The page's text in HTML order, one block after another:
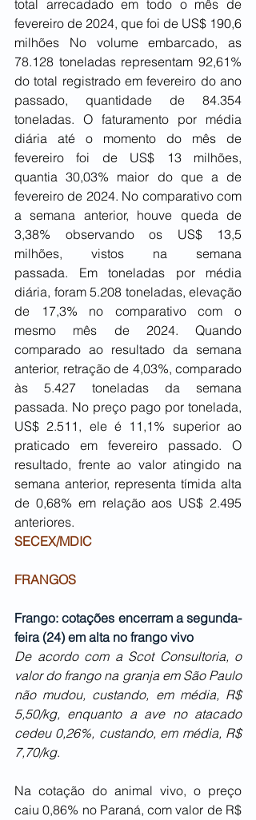
total arrecadado em todo o mês de
fevereiro de 2024, que foi de US$ 190,6
milhões No volume embarcado, as
78.128 toneladas representam 92,61%
do total registrado em fevereiro do ano
passado, quantidade de 84.354
toneladas. O faturamento por média
diária até o momento do mês de
fevereiro foi de US$ 13 milhões,
quantia 30,03% maior do que a de
fevereiro de 2024. No comparativo com
a semana anterior, houve queda de
3,38% observando os US$ 13,5
milhões, vistos na semana
passada. Em toneladas por média
diária, foram 5.208 toneladas, elevação
de 17,3% no comparativo com o
mesmo mês de 2024. Quando
comparado ao resultado da semana
anterior, retração de 4,03%, comparado
às 5.427 toneladas da semana
passada. No preço pago por tonelada,
US$ 2.511, ele é 11,1% superior ao
praticado em fevereiro passado. O
resultado, frente ao valor atingido na
semana anterior, representa tímida alta
de 0,68% em relação aos US$ 2.495
anteriores.
SECEX/MDIC
FRANGOS
Frango: cotações encerram a segunda-
feira (24) em alta no frango vivo
De acordo com a Scot Consultoria, o
valor do frango na granja em São Paulo
não mudou, custando, em média, R$
5,50/kg, enquanto a ave no atacado
cedeu 0,26%, custando, em média, R$
7,70/kg.
Na cotação do animal vivo, o preço
caiu 0,86% no Paraná, com valor de R$